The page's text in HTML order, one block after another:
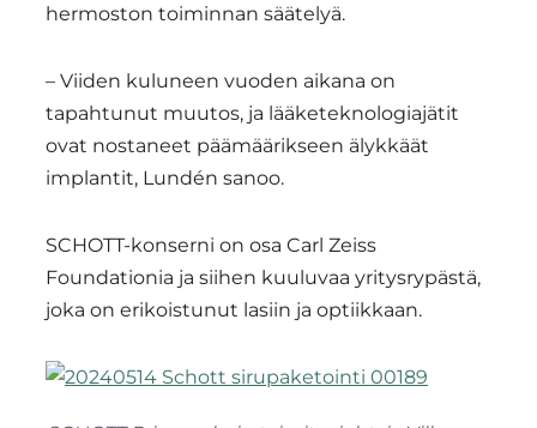
hermoston toiminnan säätelyä.
– Viiden kuluneen vuoden aikana on
tapahtunut muutos, ja lääketeknologiajätit
ovat nostaneet päämäärikseen älykkäät
implantit, Lundén sanoo.
SCHOTT-konserni on osa Carl Zeiss
Foundationia ja siihen kuuluvaa yritysrypästä,
joka on erikoistunut lasiin ja optiikkaan.